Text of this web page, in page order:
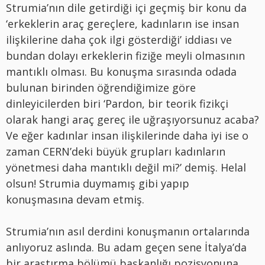
Strumia’nın dile getirdiği içi geçmiş bir konu da
‘erkeklerin araç gereçlere, kadınların ise insan
ilişkilerine daha çok ilgi gösterdiği’ iddiası ve
bundan dolayı erkeklerin fiziğe meyli olmasının
mantıklı olması. Bu konuşma sırasında odada
bulunan birinden öğrendiğimize göre
dinleyicilerden biri ‘Pardon, bir teorik fizikçi
olarak hangi araç gereç ile uğraşıyorsunuz acaba?
Ve eğer kadınlar insan ilişkilerinde daha iyi ise o
zaman CERN’deki büyük grupları kadınların
yönetmesi daha mantıklı değil mi?’ demiş. Helal
olsun! Strumia duymamış gibi yapıp
konuşmasına devam etmiş.
Strumia’nın asıl derdini konuşmanın ortalarında
anlıyoruz aslında. Bu adam geçen sene İtalya’da